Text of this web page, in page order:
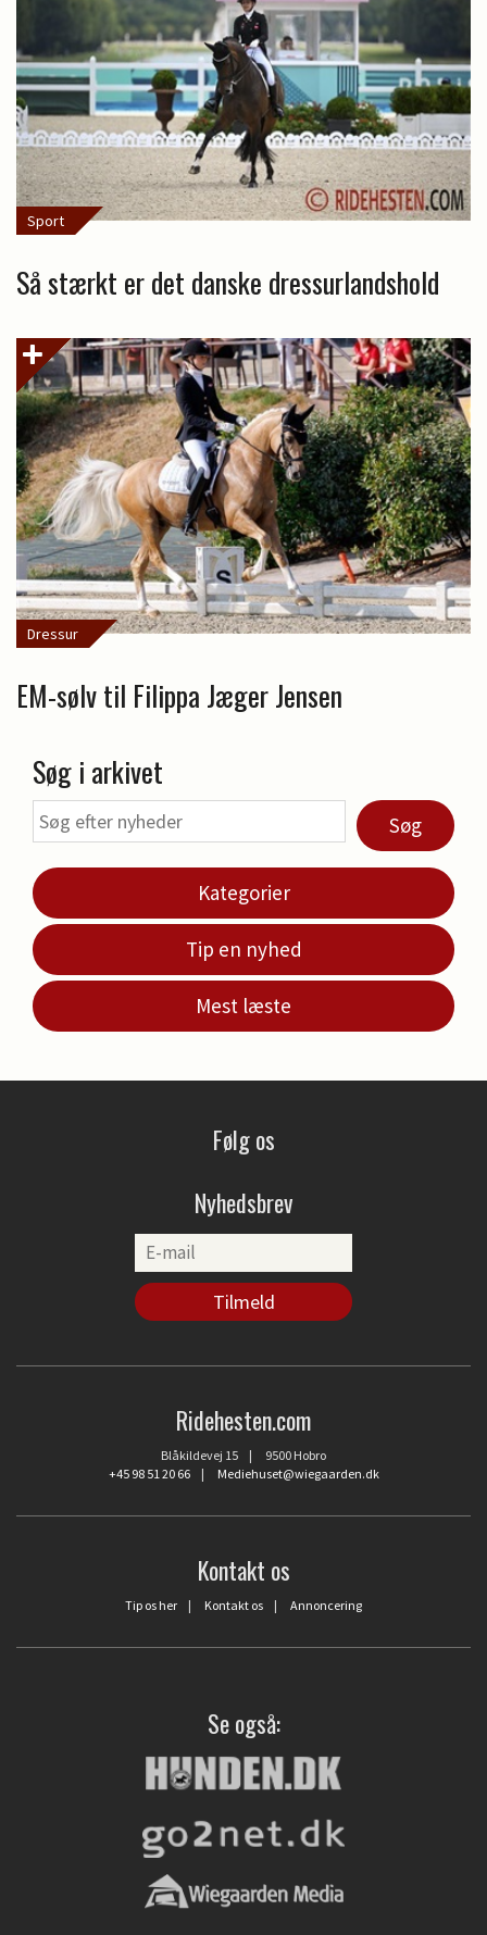
Sport
Så stærkt er det danske dressurlandshold
Dressur
EM-sølv til Filippa Jæger Jensen
Søg i arkivet
Søg
Kategorier
Tip en nyhed
Mest læste
Følg os
Nyhedsbrev
Ridehesten.com
Blåkildevej 15 | 9500 Hobro
+45 98 51 20 66| Mediehuset@wiegaarden.dk
Kontakt os
Tip os her | Kontakt os | Annoncering
Se også: